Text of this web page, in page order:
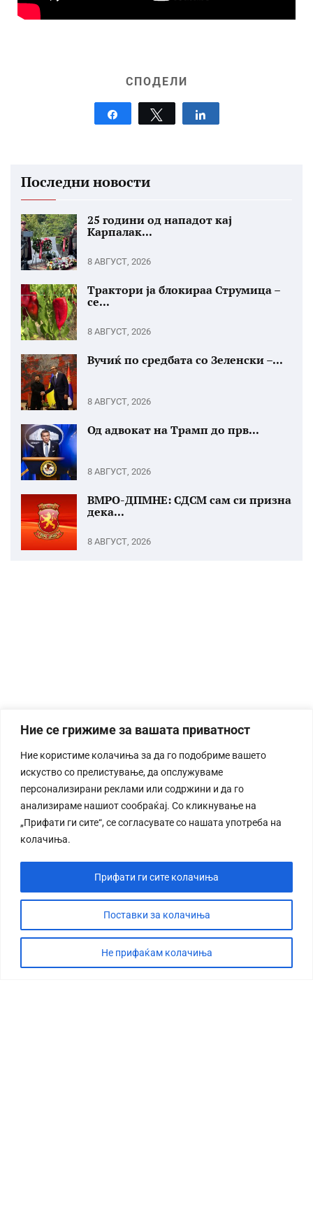
Ние се грижиме за вашата приватност
Ние користиме колачиња за да го подобриме вашето
искуство со прелистување, да опслужуваме
персонализирани реклами или содржини и да го
анализираме нашиот сообраќај. Со кликнување на
„Прифати ги сите“, се согласувате со нашата употреба на
колачиња.
Поставки за колачиња
Не прифаќам колачиња
Прифати ги сите колачиња
СПОДЕЛИ
Share Tweet
Последни новости
25 години од нападот кај
Карпалак...
8 АВГУСТ, 2026
Трактори ја блокираа Струмица –
се...
8 АВГУСТ, 2026
Вучиќ по средбата со Зеленски –...
8 АВГУСТ, 2026
Од адвокат на Трамп до прв...
8 АВГУСТ, 2026
ВМРО-ДПМНЕ: СДСМ сам си призна
дека...
8 АВГУСТ, 2026